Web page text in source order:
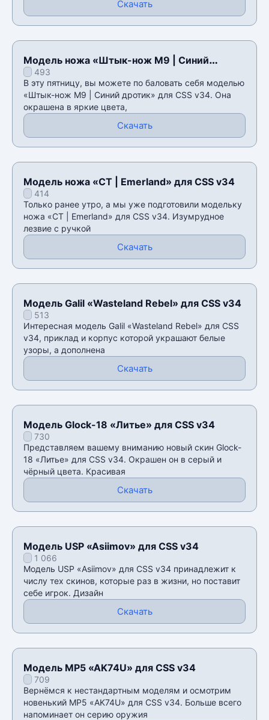
Скачать
Модель ножа «Штык-нож M9 | Cиний
дротик» для CSS v34
493
В эту пятницу, вы можете по баловать себя моделью
«Штык-нож M9 | Cиний дротик» для CSS v34. Она
окрашена в яркие цвета,
Скачать
Модель ножа «CT | Emerland» для CSS v34
414
Только ранее утро, а мы уже подготовили модельку
ножа «CT | Emerland» для CSS v34. Изумрудное
лезвие с ручкой
Скачать
Модель Galil «Wasteland Rebel» для CSS v34
513
Интересная модель Galil «Wasteland Rebel» для CSS
v34, приклад и корпус которой украшают белые
узоры, а дополнена
Скачать
Модель Glock-18 «Литье» для CSS v34
730
Представляем вашему вниманию новый скин Glock-
18 «Литье» для CSS v34. Окрашен он в серый и
чёрный цвета. Красивая
Скачать
Модель USP «Asiimov» для CSS v34
1 066
Модель USP «Asiimov» для CSS v34 принадлежит к
числу тех скинов, которые раз в жизни, но поставит
себе игрок. Дизайн
Скачать
Модель MP5 «AK74U» для CSS v34
709
Вернёмся к нестандартным моделям и осмотрим
новенький MP5 «AK74U» для CSS v34. Больше всего
напоминает он серию оружия